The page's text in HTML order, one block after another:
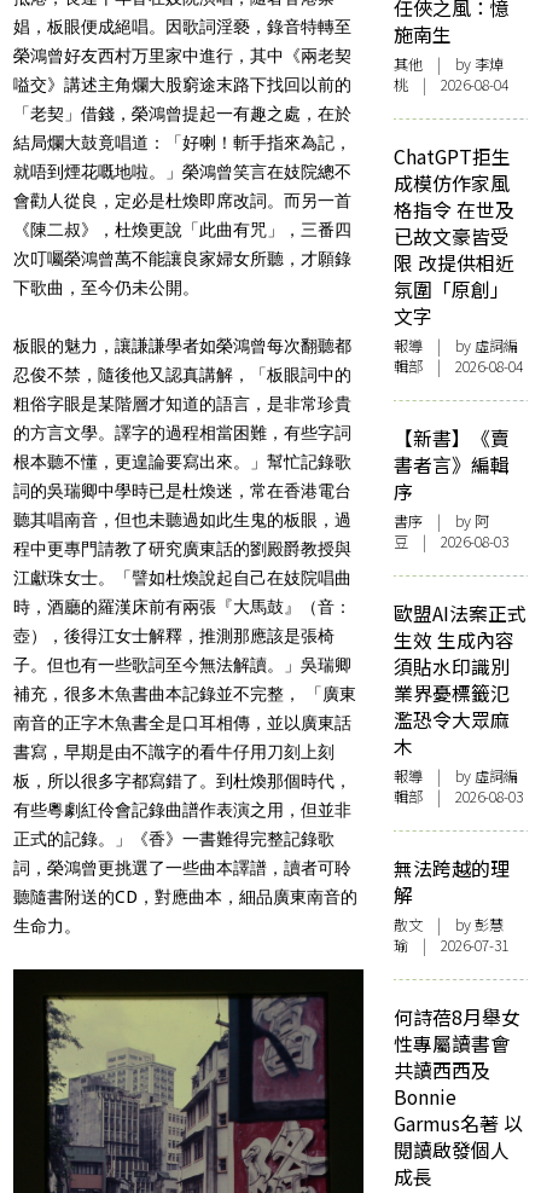
娼，板眼便成絕唱。因歌詞淫褻，錄音特轉至
榮鴻曾好友西村万里家中進行，其中《兩老契
嗌交》講述主角爛大股窮途末路下找回以前的
「老契」借錢，榮鴻曾提起一有趣之處，在於
結局爛大鼓竟唱道：「好喇！斬手指來為記，
就唔到煙花嘅地啦。」榮鴻曾笑言在妓院總不
會勸人從良，定必是杜煥即席改詞。而另一首
《陳二叔》，杜煥更說「此曲有咒」，三番四
次叮囑榮鴻曾萬不能讓良家婦女所聽，才願錄
下歌曲，至今仍未公開。
板眼的魅力，讓謙謙學者如榮鴻曾每次翻聽都
忍俊不禁，隨後他又認真講解，「板眼詞中的
粗俗字眼是某階層才知道的語言，是非常珍貴
的方言文學。譯字的過程相當困難，有些字詞
根本聽不懂，更遑論要寫出來。」幫忙記錄歌
詞的吳瑞卿中學時已是杜煥迷，常在香港電台
聽其唱南音，但也未聽過如此生鬼的板眼，過
程中更專門請教了研究廣東話的劉殿爵教授與
江獻珠女士。「譬如杜煥說起自己在妓院唱曲
時，酒廳的羅漢床前有兩張『大馬鼓』（音：
壺），後得江女士解釋，推測那應該是張椅
子。但也有一些歌詞至今無法解讀。」吳瑞卿
補充，很多木魚書曲本記錄並不完整， 「廣東
南音的正字木魚書全是口耳相傳，並以廣東話
書寫，早期是由不識字的看牛仔用刀刻上刻
板，所以很多字都寫錯了。到杜煥那個時代，
有些粵劇紅伶會記錄曲譜作表演之用，但並非
正式的記錄。」《香》一書難得完整記錄歌
詞，榮鴻曾更挑選了一些曲本譯譜，讀者可聆
聽隨書附送的CD，對應曲本，細品廣東南音的
生命力。
任俠之風：憶
施南生
其他 | by 李焯
桃 | 2026-08-04
ChatGPT拒生
成模仿作家風
格指令 在世及
已故文豪皆受
限 改提供相近
氛圍「原創」
文字
報導 | by 虛詞編
輯部 | 2026-08-04
【新書】《賣
書者言》編輯
序
書序 | by 阿
豆 | 2026-08-03
歐盟AI法案正式
生效 生成內容
須貼水印識別
業界憂標籤氾
濫恐令大眾麻
木
報導 | by 虛詞編
輯部 | 2026-08-03
無法跨越的理
解
散文 | by 彭慧
瑜 | 2026-07-31
何詩蓓8月舉女
性專屬讀書會
共讀西西及
Bonnie
Garmus名著 以
閱讀啟發個人
成長